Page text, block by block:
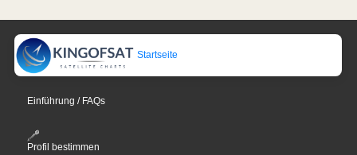
Startseite
Einführung / FAQs
Profil bestimmen